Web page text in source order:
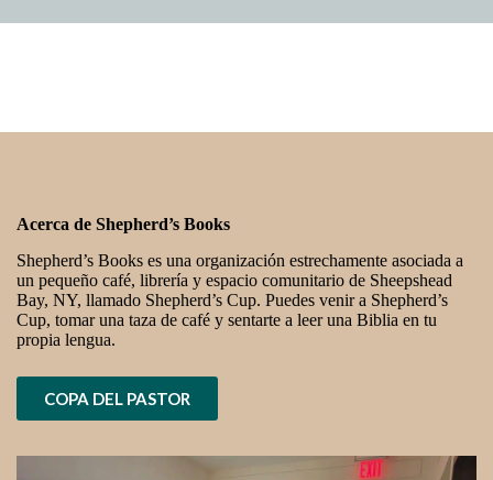
Acerca de Shepherd’s Books
Shepherd’s Books es una organización estrechamente asociada a
un pequeño café, librería y espacio comunitario de Sheepshead
Bay, NY, llamado Shepherd’s Cup. Puedes venir a Shepherd’s
Cup, tomar una taza de café y sentarte a leer una Biblia en tu
propia lengua.
COPA DEL PASTOR